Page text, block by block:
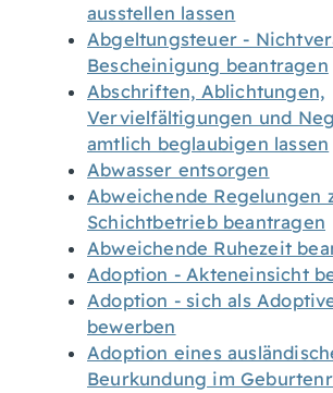
ausstellen lassen
Abgeltungsteuer -
Bescheinigung beantragen
Abschriften, Ablichtungen,
Vervielfältigungen und
amtlich beglaubigen lassen
Abwasser entsorgen
Abweichende Regelungen
Schichtbetrieb beantragen
Abweichende Ruhezeit
Adoption - Akteneinsicht
Adoption - sich als
bewerben
Adoption eines
Beurkundung im